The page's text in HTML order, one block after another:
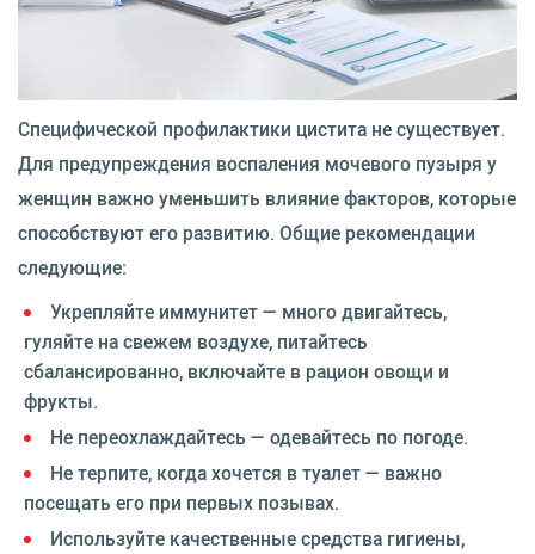
Специфической профилактики цистита не существует.
Для предупреждения воспаления мочевого пузыря у
женщин важно уменьшить влияние факторов, которые
способствуют его развитию. Общие рекомендации
следующие:
Укрепляйте иммунитет — много двигайтесь,
гуляйте на свежем воздухе, питайтесь
сбалансированно, включайте в рацион овощи и
фрукты.
Не переохлаждайтесь — одевайтесь по погоде.
Не терпите, когда хочется в туалет — важно
посещать его при первых позывах.
Используйте качественные средства гигиены,